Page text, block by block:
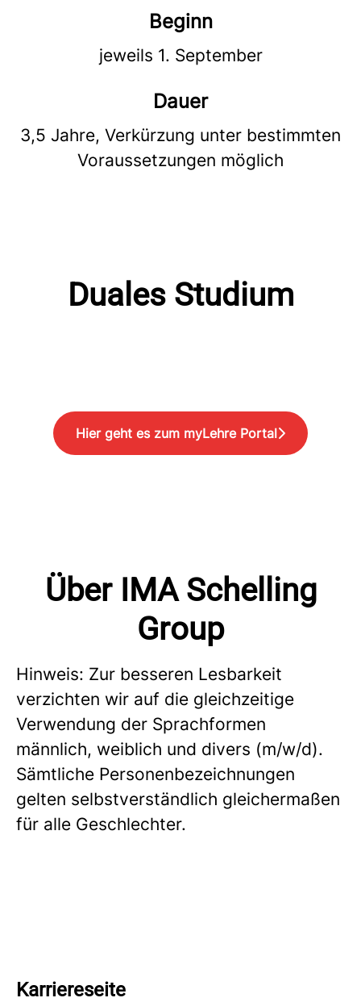
Beginn
jeweils 1. September
Dauer
3,5 Jahre, Verkürzung unter bestimmten
Voraussetzungen möglich
Duales Studium
Hier geht es zum myLehre Portal
Über IMA Schelling
Group
Hinweis: Zur besseren Lesbarkeit
verzichten wir auf die gleichzeitige
Verwendung der Sprachformen
männlich, weiblich und divers (m/w/d).
Sämtliche Personenbezeichnungen
gelten selbstverständlich gleichermaßen
für alle Geschlechter.
Karriereseite